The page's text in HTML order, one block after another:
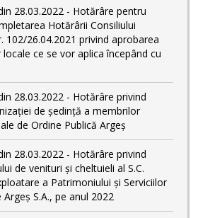
28.03.2022 - Hotărâre pentru
Hotărârii Consiliului
102/26.04.2021 privind aprobarea
ce se vor aplica începând cu
28.03.2022 - Hotărâre privind
de ședință a membrilor
de Ordine Publică Argeș
28.03.2022 - Hotărâre privind
de venituri și cheltuieli al S.C.
a Patrimoniului și Serviciilor
S.A., pe anul 2022